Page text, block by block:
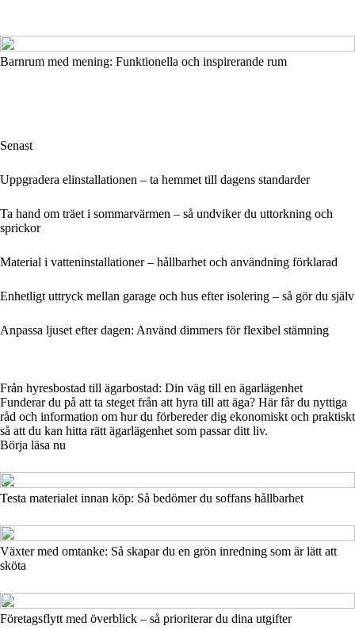
Barnrum med mening: Funktionella och inspirerande rum
Senast
Uppgradera elinstallationen – ta hemmet till dagens standarder
Ta hand om träet i sommarvärmen – så undviker du uttorkning och
sprickor
Material i vatteninstallationer – hållbarhet och användning förklarad
Enhetligt uttryck mellan garage och hus efter isolering – så gör du själv
Anpassa ljuset efter dagen: Använd dimmers för flexibel stämning
Från hyresbostad till ägarbostad: Din väg till en ägarlägenhet
Funderar du på att ta steget från att hyra till att äga? Här får du nyttiga
råd och information om hur du förbereder dig ekonomiskt och praktiskt
så att du kan hitta rätt ägarlägenhet som passar ditt liv.
Börja läsa nu
Testa materialet innan köp: Så bedömer du soffans hållbarhet
Växter med omtanke: Så skapar du en grön inredning som är lätt att
sköta
Företagsflytt med överblick – så prioriterar du dina utgifter